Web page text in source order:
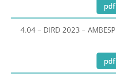
pdf
4.04 – DIRD 2023 – AMBESP
pdf